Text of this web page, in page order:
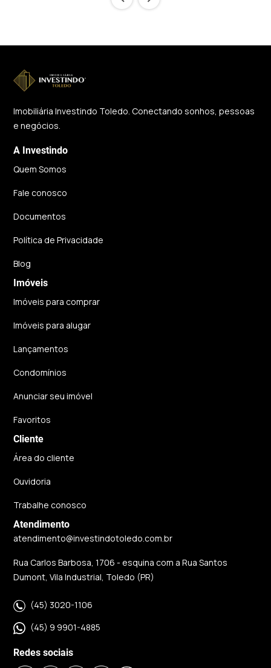
Imobiliária Investindo Toledo. Conectando sonhos, pessoas
e negócios.
A Investindo
Quem Somos
Fale conosco
Documentos
Política de Privacidade
Blog
Imóveis
Imóveis para comprar
Imóveis para alugar
Lançamentos
Condomínios
Anunciar seu imóvel
Favoritos
Cliente
Área do cliente
Ouvidoria
Trabalhe conosco
Atendimento
atendimento@investindotoledo.com.br
Rua Carlos Barbosa, 1706 - esquina com a Rua Santos
Dumont, Vila Industrial, Toledo (PR)
(45) 3020-1106
(45) 9 9901-4885
Redes sociais